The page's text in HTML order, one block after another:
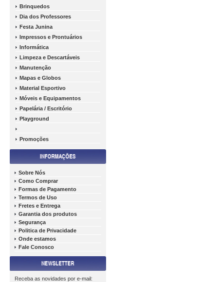
Brinquedos
Dia dos Professores
Festa Junina
Impressos e Prontuários
Informática
Limpeza e Descartáveis
Manutenção
Mapas e Globos
Material Esportivo
Móveis e Equipamentos
Papelária / Escritório
Playground
Promoções
Sobre Nós
Como Comprar
Formas de Pagamento
Termos de Uso
Fretes e Entrega
Garantia dos produtos
Segurança
Politica de Privacidade
Onde estamos
Fale Conosco
Receba as novidades por e-mail: